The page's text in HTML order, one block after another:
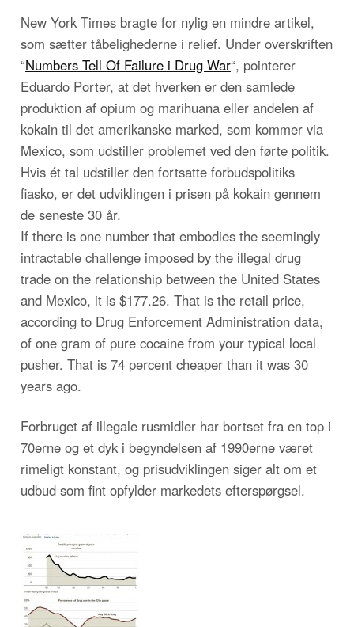
New York Times bragte for nylig en mindre artikel,
som sætter tåbelighederne i relief. Under overskriften
“Numbers Tell Of Failure i Drug War“, pointerer
Eduardo Porter, at det hverken er den samlede
produktion af opium og marihuana eller andelen af
kokain til det amerikanske marked, som kommer via
Mexico, som udstiller problemet ved den førte politik.
Hvis ét tal udstiller den fortsatte forbudspolitiks
fiasko, er det udviklingen i prisen på kokain gennem
de seneste 30 år.
If there is one number that embodies the seemingly
intractable challenge imposed by the illegal drug
trade on the relationship between the United States
and Mexico, it is $177.26. That is the retail price,
according to Drug Enforcement Administration data,
of one gram of pure cocaine from your typical local
pusher. That is 74 percent cheaper than it was 30
years ago.
Forbruget af illegale rusmidler har bortset fra en top i
70erne og et dyk i begyndelsen af 1990erne været
rimeligt konstant, og prisudviklingen siger alt om et
udbud som fint opfylder markedets efterspørgsel.